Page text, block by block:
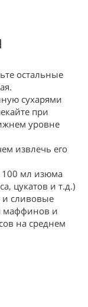
остальные
сухарями
при
уровне
извлечь его
100 мл изюма
цукатов и т.д.)
и сливовые
маффинов и
на среднем